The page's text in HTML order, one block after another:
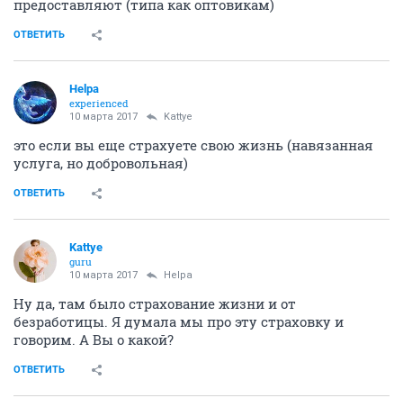
предоставляют (типа как оптовикам)
ОТВЕТИТЬ
Helpa
experienced
10 марта 2017 Kattye
это если вы еще страхуете свою жизнь (навязанная
услуга, но добровольная)
ОТВЕТИТЬ
Kattye
guru
10 марта 2017 Helpa
Ну да, там было страхование жизни и от
безработицы. Я думала мы про эту страховку и
говорим. А Вы о какой?
ОТВЕТИТЬ